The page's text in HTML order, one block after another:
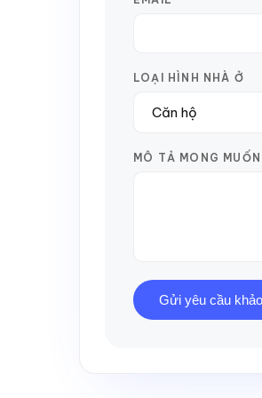
LOẠI HÌNH NHÀ Ở
MÔ TẢ MONG MUỐN
Gửi yêu cầu